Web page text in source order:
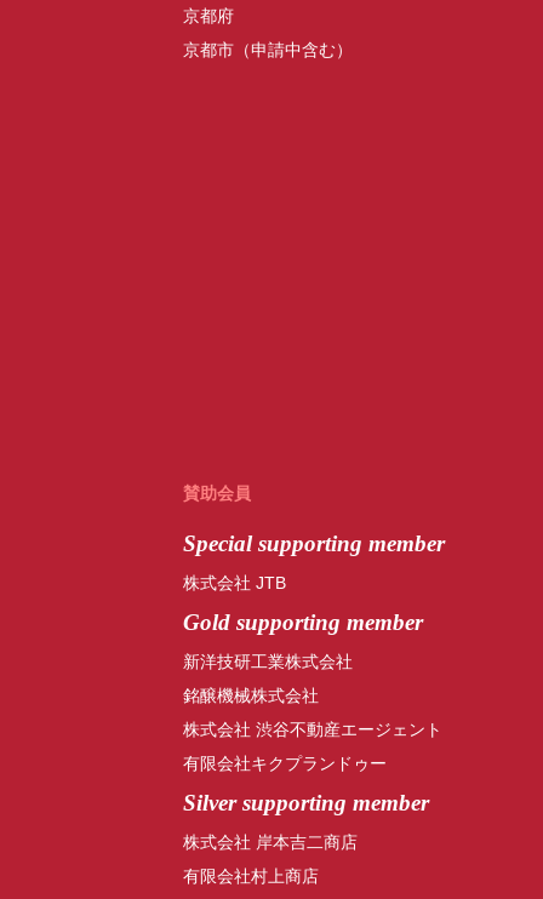
京都府
京都市（申請中含む）
賛助会員
Specialsupporting member
株式会社 JTB
Gold supporting member
新洋技研工業株式会社
銘醸機械株式会社
株式会社 渋谷不動産エージェント
有限会社キクプランドゥー
Silver supporting member
株式会社 岸本吉二商店
有限会社村上商店